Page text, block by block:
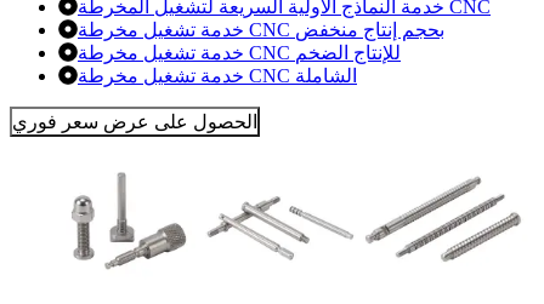
خدمة النماذج الأولية السريعة لتشغيل المخرطة CNC
خدمة تشغيل مخرطة CNC بحجم إنتاج منخفض
خدمة تشغيل مخرطة CNC للإنتاج الضخم
خدمة تشغيل مخرطة CNC الشاملة
الحصول على عرض سعر فوري